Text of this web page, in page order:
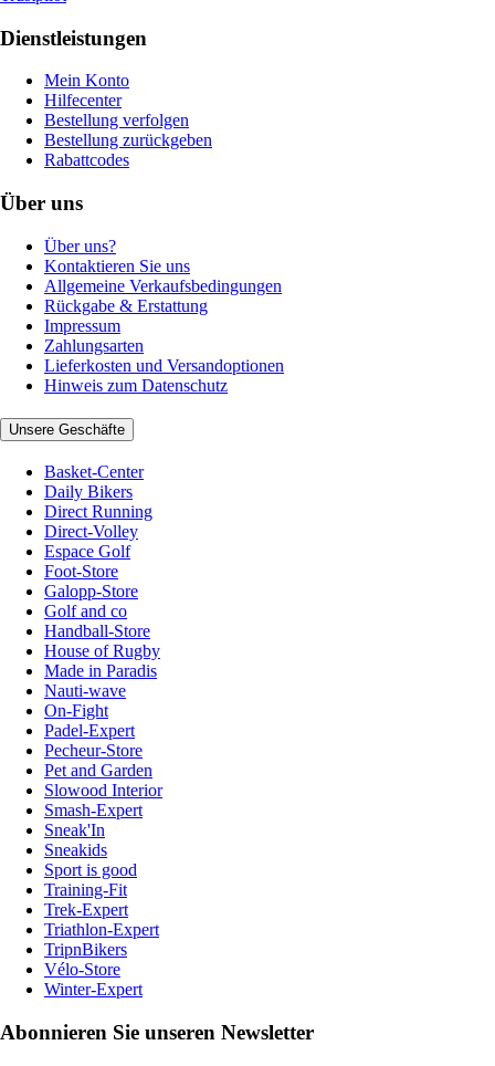
Dienstleistungen
Mein Konto
Hilfecenter
Bestellung verfolgen
Bestellung zurückgeben
Rabattcodes
Über uns
Über uns?
Kontaktieren Sie uns
Allgemeine Verkaufsbedingungen
Rückgabe & Erstattung
Impressum
Zahlungsarten
Lieferkosten und Versandoptionen
Hinweis zum Datenschutz
Unsere Geschäfte
Basket-Center
Daily Bikers
Direct Running
Direct-Volley
Espace Golf
Foot-Store
Galopp-Store
Golf and co
Handball-Store
House of Rugby
Made in Paradis
Nauti-wave
On-Fight
Padel-Expert
Pecheur-Store
Pet and Garden
Slowood Interior
Smash-Expert
Sneak'In
Sneakids
Sport is good
Training-Fit
Trek-Expert
Triathlon-Expert
TripnBikers
Vélo-Store
Winter-Expert
Abonnieren Sie unseren Newsletter